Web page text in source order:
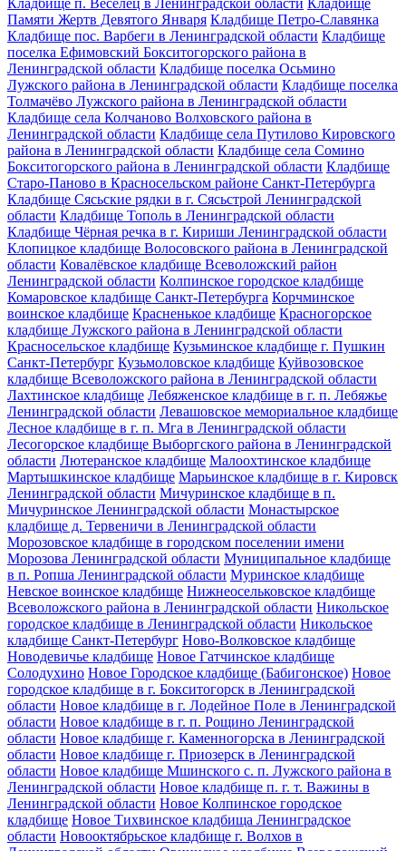
Кладбище п. Веселец в Ленинградской области Кладбище
Памяти Жертв Девятого Января Кладбище Петро-Славянка
Кладбище пос. Варбеги в Ленинградской области Кладбище
поселка Ефимовский Бокситогорского района в
Ленинградской области Кладбище поселка Осьмино
Лужского района в Ленинградской области Кладбище поселка
Толмачёво Лужского района в Ленинградской области
Кладбище села Колчаново Волховского района в
Ленинградской области Кладбище села Путилово Кировского
района в Ленинградской области Кладбище села Сомино
Бокситогорского района в Ленинградской области Кладбище
Старо-Паново в Красносельском районе Санкт-Петербурга
Кладбище Сясьские рядки в г. Сясьстрой Ленинградской
области Кладбище Тополь в Ленинградской области
Кладбище Чёрная речка в г. Кириши Ленинградской области
Клопицкое кладбище Волосовского района в Ленинградской
области Ковалёвское кладбище Всеволожский район
Ленинградской области Колпинское городское кладбище
Комаровское кладбище Санкт-Петербурга Корчминское
воинское кладбище Красненькое кладбище Красногорское
кладбище Лужского района в Ленинградской области
Красносельское кладбище Кузьминское кладбище г. Пушкин
Санкт-Петербург Кузьмоловское кладбище Куйвозовское
кладбище Всеволожского района в Ленинградской области
Лахтинское кладбище Лебяженское кладбище в г. п. Лебяжье
Ленинградской области Левашовское мемориальное кладбище
Лесное кладбище в г. п. Мга в Ленинградской области
Лесогорское кладбище Выборгского района в Ленинградской
области Лютеранское кладбище Малоохтинское кладбище
Мартышкинское кладбище Марьинское кладбище в г. Кировск
Ленинградской области Мичуринское кладбище в п.
Мичуринское Ленинградской области Монастырское
кладбище д. Тервеничи в Ленинградской области
Морозовское кладбище в городском поселении имени
Морозова Ленинградской области Муниципальное кладбище
в п. Ропша Ленинградской области Муринское кладбище
Невское воинское кладбище Нижнеосельковское кладбище
Всеволожского района в Ленинградской области Никольское
городское кладбище в Ленинградской области Никольское
кладбище Санкт-Петербург Ново-Волковское кладбище
Новодевичье кладбище Новое Гатчинское кладбище
Солодухино Новое Городское кладбище (Бабигонское) Новое
городское кладбище в г. Бокситогорск в Ленинградской
области Новое кладбище в г. Лодейное Поле в Ленинградской
области Новое кладбище в г. п. Рощино Ленинградской
области Новое кладбище г. Каменногорска в Ленинградской
области Новое кладбище г. Приозерск в Ленинградской
области Новое кладбище Мшинского с. п. Лужского района в
Ленинградской области Новое кладбище п. г. т. Важины в
Ленинградской области Новое Колпинское городское
кладбище Новое Тихвинское кладбища Ленинградское
области Новооктябрьское кладбище г. Волхов в